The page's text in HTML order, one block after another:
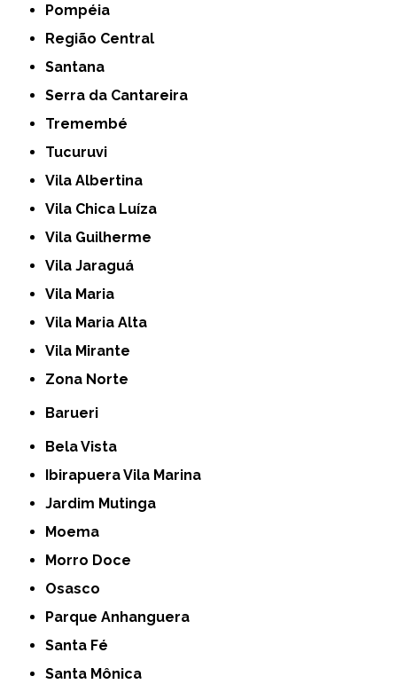
Pompéia
Região Central
Santana
Serra da Cantareira
Tremembé
Tucuruvi
Vila Albertina
Vila Chica Luíza
Vila Guilherme
Vila Jaraguá
Vila Maria
Vila Maria Alta
Vila Mirante
Zona Norte
Barueri
Bela Vista
Ibirapuera Vila Marina
Jardim Mutinga
Moema
Morro Doce
Osasco
Parque Anhanguera
Santa Fé
Santa Mônica